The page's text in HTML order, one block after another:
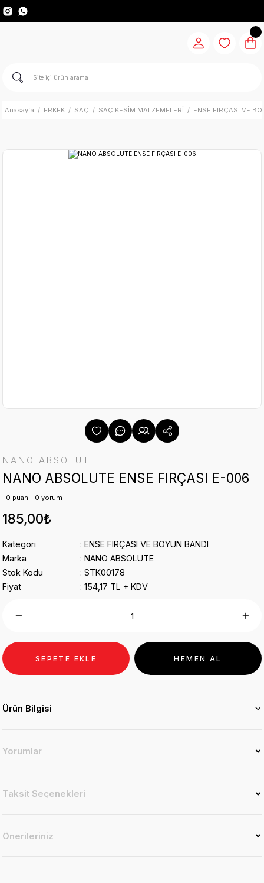
Anasayfa ERKEK SAÇ SAÇ KESİM MALZEMELERİ ENSE FIRÇASI VE
NANO ABSOLUTE
NANO ABSOLUTE ENSE FIRÇASI E-006
0 puan - 0 yorum
185,00₺
Kategori
ENSE FIRÇASI VE BOYUN BANDI
Marka
NANO ABSOLUTE
Stok Kodu
STK00178
Fiyat
154,17 TL + KDV
SEPETE EKLE HEMEN AL
Ürün Bilgisi
Yorumlar
Taksit Seçenekleri
Önerileriniz